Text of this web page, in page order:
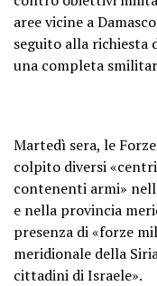
aree vicine a
seguito alla richiesta
una completa
Martedì sera, le
colpito diversi
contenenti armi»
e nella provincia
presenza di «forze
meridionale della
cittadini di Israele».